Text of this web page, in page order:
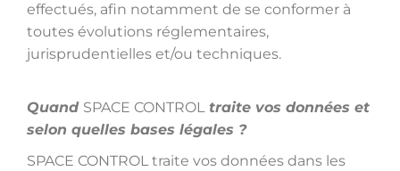
effectués, afin notamment de se conformer à
toutes évolutions réglementaires,
jurisprudentielles et/ou techniques.
Quand SPACE CONTROLtraite vos données et
selon quelles bases légales ?
SPACE CONTROL traite vos données dans les